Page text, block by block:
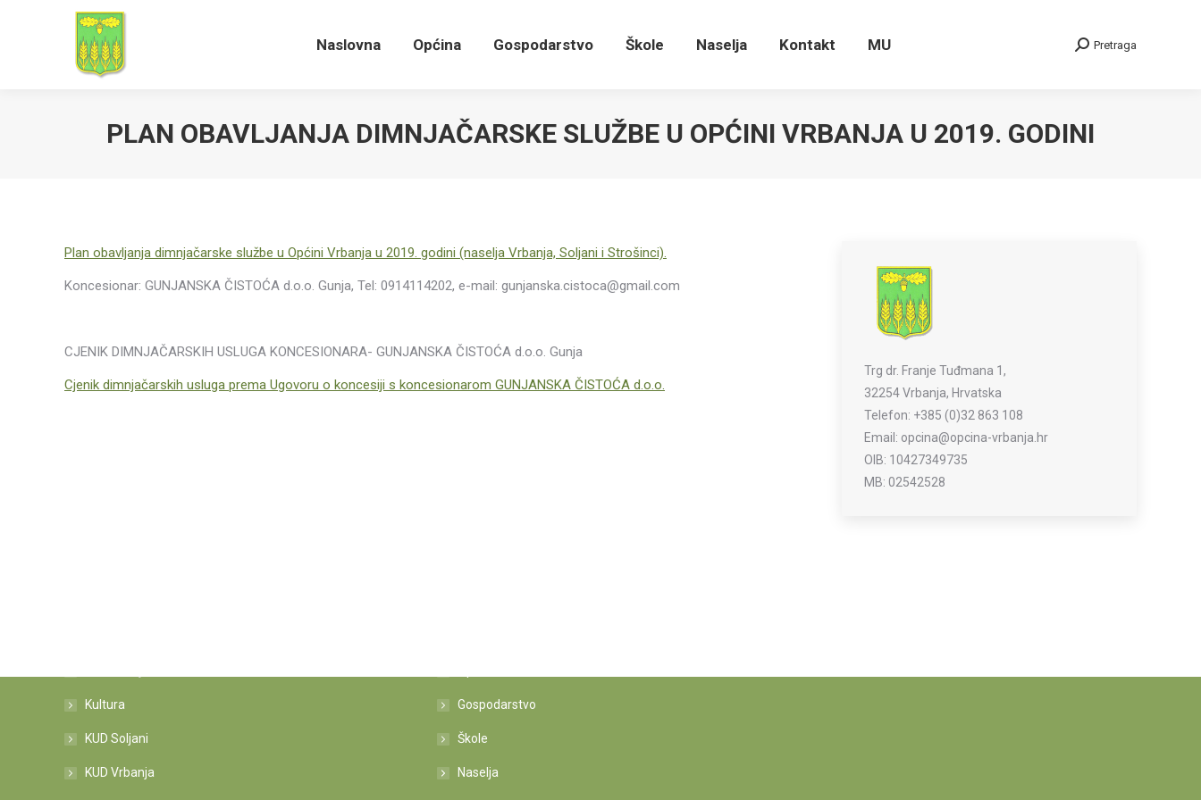
Naslovna Općina Gospodarstvo Škole Naselja Kontakt MU Search:
Pretraga
PLAN OBAVLJANJA DIMNJAČARSKE SLUŽBE U OPĆINI VRBANJA U 2019. GODINI
Plan obavljanja dimnjačarske službe u Općini Vrbanja u 2019. godini (naselja Vrbanja, Soljani i Strošinci).
Koncesionar: GUNJANSKA ČISTOĆA d.o.o. Gunja, Tel: 0914114202, e-mail: gunjanska.cistoca@gmail.com
CJENIK DIMNJAČARSKIH USLUGA KONCESIONARA- GUNJANSKA ČISTOĆA d.o.o. Gunja
Cjenik dimnjačarskih usluga prema Ugovoru o koncesiji s koncesionarom GUNJANSKA ČISTOĆA d.o.o.
Trg dr. Franje Tuđmana 1,
32254 Vrbanja, Hrvatska
Telefon: +385 (0)32 863 108
Email: opcina@opcina-vrbanja.hr
OIB: 10427349735
MB: 02542528
Kultura
KUD Soljani
KUD Vrbanja
Gospodarstvo
Škole
Naselja
Naslovna Općina Gospodarstvo Škole Naselja Kontakt MU Search: